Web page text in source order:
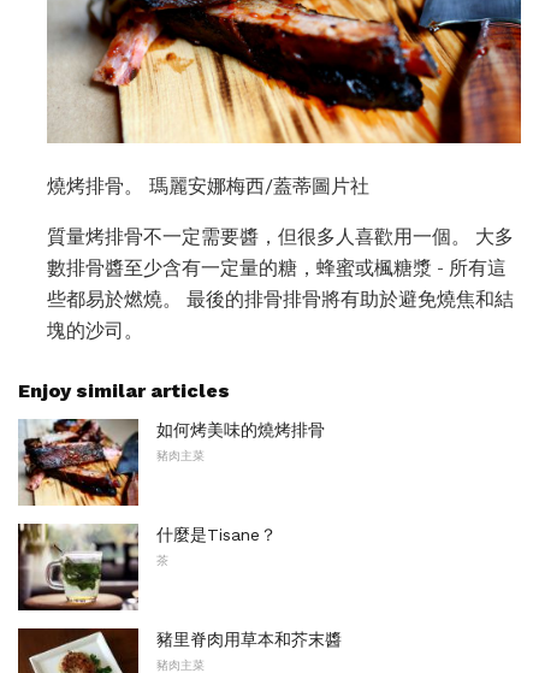
燒烤排骨。 瑪麗安娜梅西/蓋蒂圖片社
質量烤排骨不一定需要醬，但很多人喜歡用一個。 大多
數排骨醬至少含有一定量的糖，蜂蜜或楓糖漿 - 所有這
些都易於燃燒。 最後的排骨排骨將有助於避免燒焦和結
塊的沙司。
Enjoy similar articles
如何烤美味的燒烤排骨
豬肉主菜
什麼是Tisane？
茶
豬里脊肉用草本和芥末醬
豬肉主菜